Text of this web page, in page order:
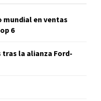
en ventas
6
la alianza Ford-